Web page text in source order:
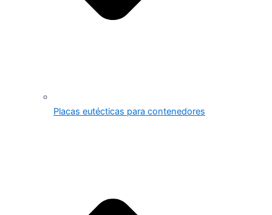
Placas eutécticas para contenedores